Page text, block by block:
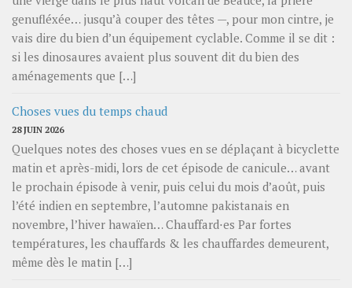
genufléxée… jusqu’à couper des têtes —, pour mon cintre, je
vais dire du bien d’un équipement cyclable. Comme il se dit :
si les dinosaures avaient plus souvent dit du bien des
aménagements que […]
Choses vues du temps chaud
28 JUIN 2026
Quelques notes des choses vues en se déplaçant à bicyclette
matin et après-midi, lors de cet épisode de canicule… avant
le prochain épisode à venir, puis celui du mois d’août, puis
l’été indien en septembre, l’automne pakistanais en
novembre, l’hiver hawaïen… Chauffard⋅es Par fortes
températures, les chauffards & les chauffardes demeurent,
même dès le matin […]